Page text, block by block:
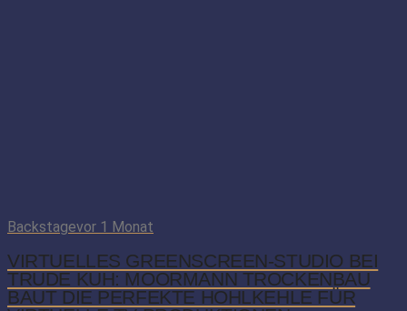
Backstagevor 1 Monat
VIRTUELLES GREENSCREEN-STUDIO BEI
TRUDE KUH: MOORMANN TROCKENBAU
BAUT DIE PERFEKTE HOHLKEHLE FÜR